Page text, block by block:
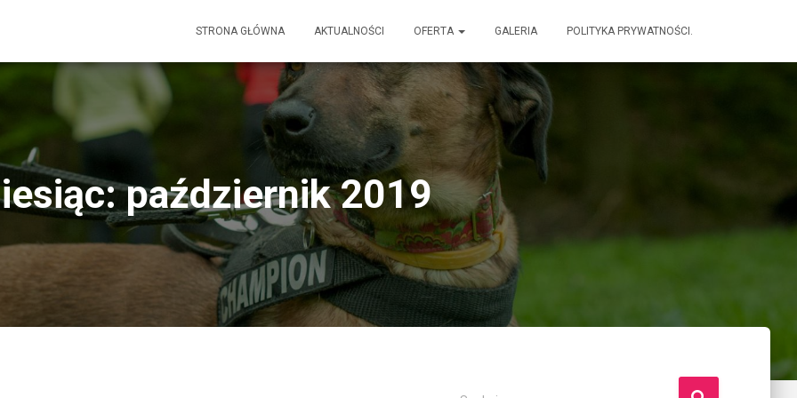
STRONA GŁÓWNA AKTUALNOŚCI OFERTA GALERIA POLITYKA PRYWATNOŚCI.
październik 2019
S